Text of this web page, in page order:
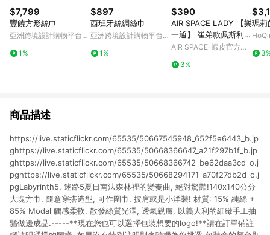
$7,799
豐饒方形絲巾
亞洲跨境設計購物平台
1%
$897
西班牙絲綢絲巾
亞洲跨境設計購物平台
1%
$390
AIR SPACE LADY 【樂
一通】 崔弟款佩斯利風
格絲巾(卡其/深藍) 配
AIR SPACE-蝦皮官方旗
3%
瑪莉
商品描述
https://live.staticflickr.com/65535/50667545948_652f5e6443_b.jp
ghttps://live.staticflickr.com/65535/50668366647_a21f297b1f_b.jp
ghttps://live.staticflickr.com/65535/50668366742_be62daa3cd_o.j
pghttps://live.staticflickr.com/65535/50668294171_a70f27db2d_o.j
pgLabyrinth5, 迷路5夏日南法森林裡的變奏曲, 絕對驚豔!140x140公分
大塊方巾, 隨意穿搭造型, 可作圍巾, 披肩或是小洋裝! 材質: 15% 純絲 +
85% Modal 觸感柔軟, 散發絲質光澤, 透氣親膚, 以義大利的細緻手工抽
鬚做邊成品.-----**現在您也可以選擇包裝想要的logo!**請在訂單備註